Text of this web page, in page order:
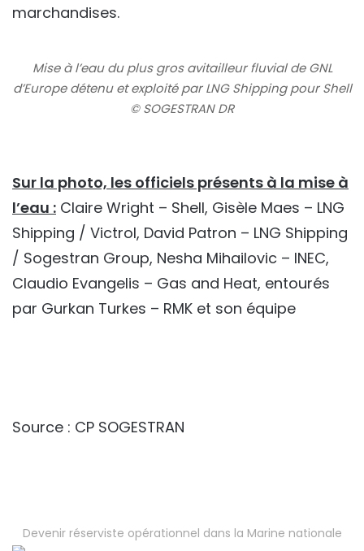
marchandises.
Mise à l’eau du plus gros avitailleur fluvial de GNL
d’Europe détenu et exploité par LNG Shipping pour Shell
© SOGESTRAN DR
Sur la photo, les officiels présents à la mise à
l’eau : Claire Wright – Shell, Gisèle Maes – LNG
Shipping / Victrol, David Patron – LNG Shipping
/ Sogestran Group, Nesha Mihailovic – INEC,
Claudio Evangelis – Gas and Heat, entourés
par Gurkan Turkes – RMK et son équipe
Source : CP SOGESTRAN
Devenir réserviste opérationnel dans la Marine nationale